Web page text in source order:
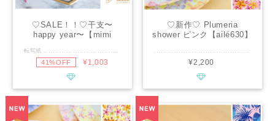
♡SALE！！♡干支〜
happy year〜【mimi
41%OFF ¥1,003
♡新作♡ Plumeria
shower ピンク【ailé630】
¥2,200